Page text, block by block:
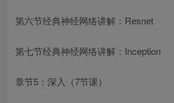
第六节经典神经网络讲解：Resnet
第七节经典神经网络讲解：Inception
章节5：深入（7节课）